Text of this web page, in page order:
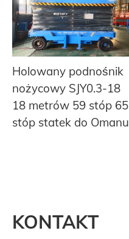
Holowany podnośnik
nożycowy SJY0.3-18
18 metrów 59 stóp 65
stóp statek do Omanu
KONTAKT